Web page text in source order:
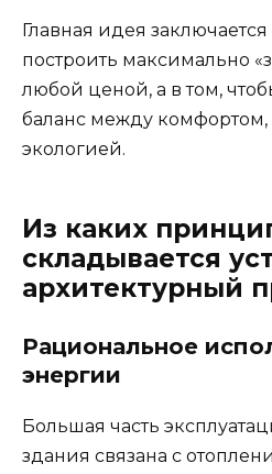
Главная идея
построить максимально
любой ценой, а в том,
баланс между
экологией.
Из каких
складывается
архитектурный
Рациональное
энергии
Большая часть
здания связана с